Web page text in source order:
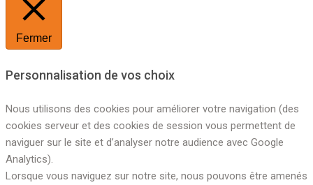
Fermer
Personnalisation de vos choix
Nous utilisons des cookies pour améliorer votre navigation (des
cookies serveur et des cookies de session vous permettent de
naviguer sur le site et d’analyser notre audience avec Google
Analytics).
Lorsque vous naviguez sur notre site, nous pouvons être amenés